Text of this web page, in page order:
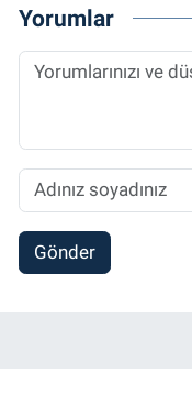
Yorumlar
Gönder